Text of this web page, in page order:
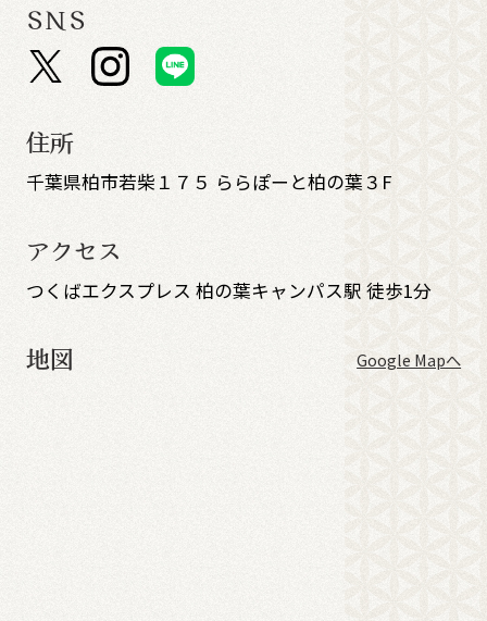
SNS
住所
千葉県柏市若柴１７５ ららぽーと柏の葉３F
アクセス
つくばエクスプレス 柏の葉キャンパス駅 徒歩1分
地図 Google Mapへ